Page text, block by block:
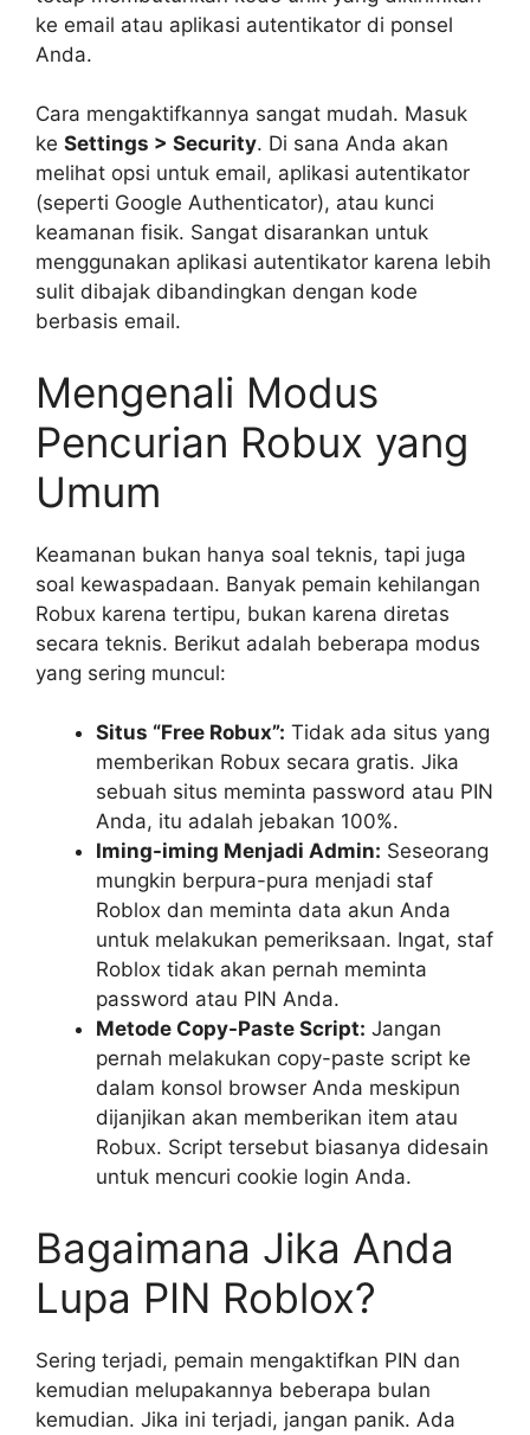
ke email atau aplikasi autentikator di ponsel
Anda.
Cara mengaktifkannya sangat mudah. Masuk
ke Settings > Security. Di sana Anda akan
melihat opsi untuk email, aplikasi autentikator
(seperti Google Authenticator), atau kunci
keamanan fisik. Sangat disarankan untuk
menggunakan aplikasi autentikator karena lebih
sulit dibajak dibandingkan dengan kode
berbasis email.
Mengenali Modus
Pencurian Robux yang
Umum
Keamanan bukan hanya soal teknis, tapi juga
soal kewaspadaan. Banyak pemain kehilangan
Robux karena tertipu, bukan karena diretas
secara teknis. Berikut adalah beberapa modus
yang sering muncul:
Situs “Free Robux”: Tidak ada situs yang
memberikan Robux secara gratis. Jika
sebuah situs meminta password atau PIN
Anda, itu adalah jebakan 100%.
Iming-iming Menjadi Admin: Seseorang
mungkin berpura-pura menjadi staf
Roblox dan meminta data akun Anda
untuk melakukan pemeriksaan. Ingat, staf
Roblox tidak akan pernah meminta
password atau PIN Anda.
Metode Copy-Paste Script: Jangan
pernah melakukan copy-paste script ke
dalam konsol browser Anda meskipun
dijanjikan akan memberikan item atau
Robux. Script tersebut biasanya didesain
untuk mencuri cookie login Anda.
Bagaimana Jika Anda
Lupa PIN Roblox?
Sering terjadi, pemain mengaktifkan PIN dan
kemudian melupakannya beberapa bulan
kemudian. Jika ini terjadi, jangan panik. Ada